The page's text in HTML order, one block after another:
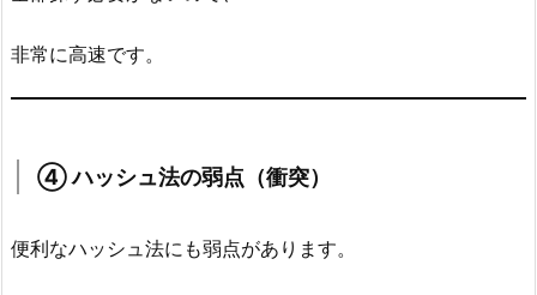
非常に高速です。
④ ハッシュ法の弱点（衝突）
便利なハッシュ法にも弱点があります。